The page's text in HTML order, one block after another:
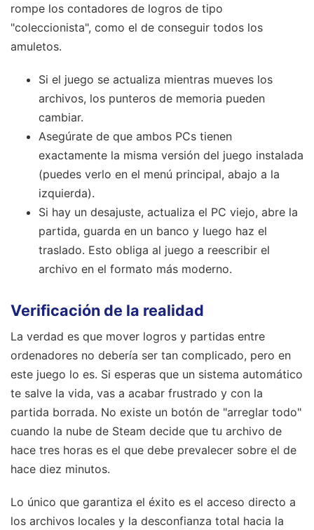
rompe los contadores de logros de tipo
"coleccionista", como el de conseguir todos los
amuletos.
Si el juego se actualiza mientras mueves los
archivos, los punteros de memoria pueden
cambiar.
Asegúrate de que ambos PCs tienen
exactamente la misma versión del juego instalada
(puedes verlo en el menú principal, abajo a la
izquierda).
Si hay un desajuste, actualiza el PC viejo, abre la
partida, guarda en un banco y luego haz el
traslado. Esto obliga al juego a reescribir el
archivo en el formato más moderno.
Verificación de la realidad
La verdad es que mover logros y partidas entre
ordenadores no debería ser tan complicado, pero en
este juego lo es. Si esperas que un sistema automático
te salve la vida, vas a acabar frustrado y con la
partida borrada. No existe un botón de "arreglar todo"
cuando la nube de Steam decide que tu archivo de
hace tres horas es el que debe prevalecer sobre el de
hace diez minutos.
Lo único que garantiza el éxito es el acceso directo a
los archivos locales y la desconfianza total hacia la